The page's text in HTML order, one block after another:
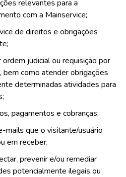
relevantes para a
com a Mainservice;
de direitos e obrigações
ordem judicial ou requisição por
como atender obrigações
determinadas atividades para
pagamentos e cobranças;
mails que o visitante/usuário
em receber;
prevenir e/ou remediar
potencialmente ilegais ou